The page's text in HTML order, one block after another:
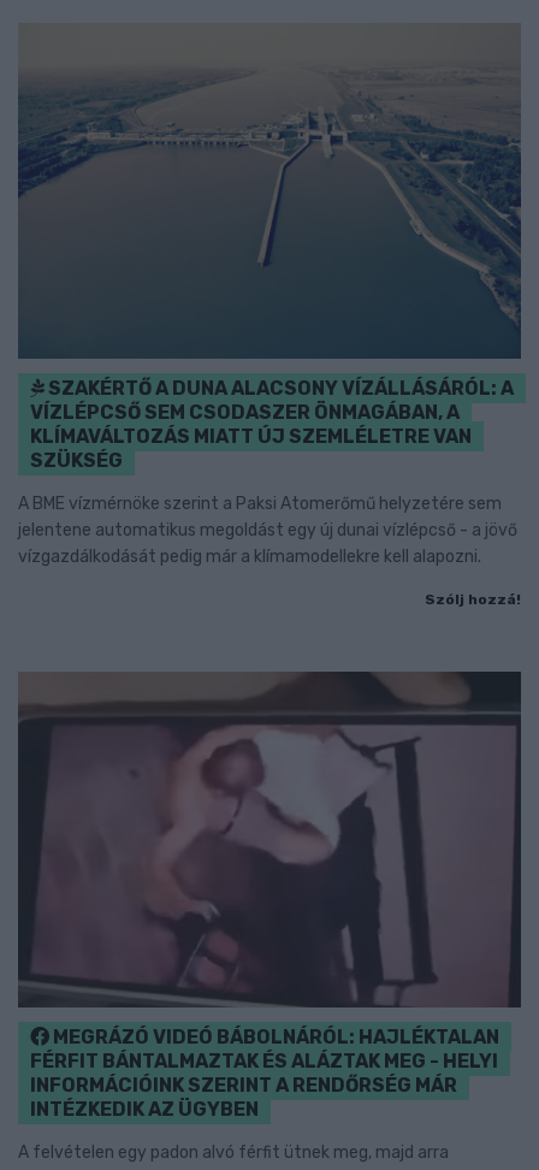
SZAKÉRTŐ A DUNA ALACSONY VÍZÁLLÁSÁRÓL: A
VÍZLÉPCSŐ SEM CSODASZER ÖNMAGÁBAN, A
KLÍMAVÁLTOZÁS MIATT ÚJ SZEMLÉLETRE VAN
SZÜKSÉG
A BME vízmérnöke szerint a Paksi Atomerőmű helyzetére sem
jelentene automatikus megoldást egy új dunai vízlépcső - a jövő
vízgazdálkodását pedig már a klímamodellekre kell alapozni.
Szólj hozzá!
MEGRÁZÓ VIDEÓ BÁBOLNÁRÓL: HAJLÉKTALAN
FÉRFIT BÁNTALMAZTAK ÉS ALÁZTAK MEG - HELYI
INFORMÁCIÓINK SZERINT A RENDŐRSÉG MÁR
INTÉZKEDIK AZ ÜGYBEN
A felvételen egy padon alvó férfit ütnek meg, majd arra